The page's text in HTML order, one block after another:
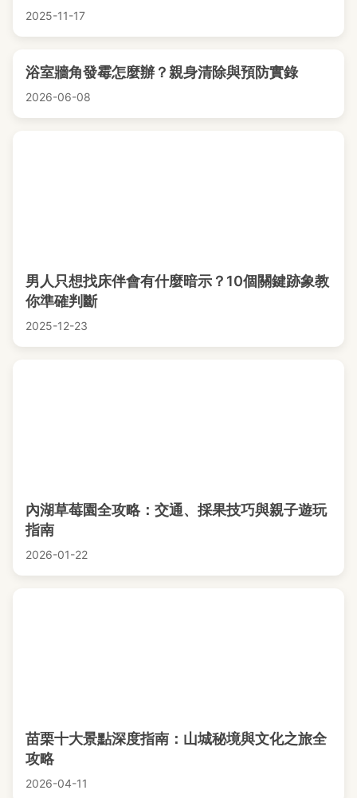
2025-11-17
浴室牆角發霉怎麼辦？親身清除與預防實錄
2026-06-08
男人只想找床伴會有什麼暗示？10個關鍵跡象教
你準確判斷
2025-12-23
內湖草莓園全攻略：交通、採果技巧與親子遊玩
指南
2026-01-22
苗栗十大景點深度指南：山城秘境與文化之旅全
攻略
2026-04-11